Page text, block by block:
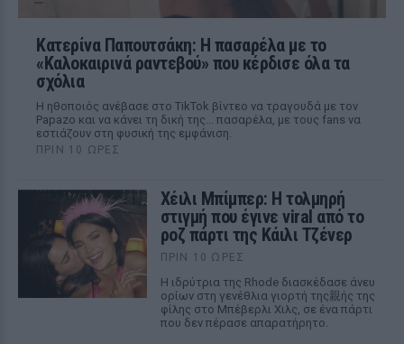
Κατερίνα Παπουτσάκη: Η πασαρέλα με το
«Καλοκαιρινά ραντεβού» που κέρδισε όλα τα
σχόλια
Η ηθοποιός ανέβασε στο TikTok βίντεο να τραγουδά με τον
Papazo και να κάνει τη δική της... πασαρέλα, με τους fans να
εστιάζουν στη φυσική της εμφάνιση.
ΠΡΙΝ 10 ΏΡΕΣ
Χέιλι Μπίμπερ: Η τολμηρή
στιγμή που έγινε viral από το
ροζ πάρτι της Κάιλι Τζένερ
ΠΡΙΝ 10 ΏΡΕΣ
Η ιδρύτρια της Rhode διασκέδασε άνευ
ορίων στη γενέθλια γιορτή της親ής της
φίλης στο Μπέβερλι Χιλς, σε ένα πάρτι
που δεν πέρασε απαρατήρητο.